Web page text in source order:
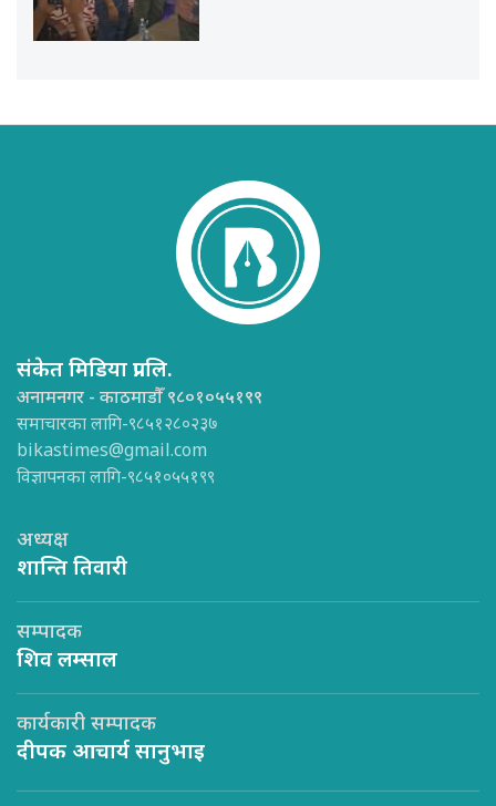
संकेत मिडिया प्रा.लि.
अनामनगर - काठमाडौँ ९८०१०५५१९९
समाचारका लागि-९८५१२८०२३७
bikastimes@gmail.com
विज्ञापनका लागि-९८५१०५५१९९
अध्यक्ष
शान्ति तिवारी
सम्पादक
शिव लम्साल
कार्यकारी सम्पादक
दीपक आचार्य सानुभाइ